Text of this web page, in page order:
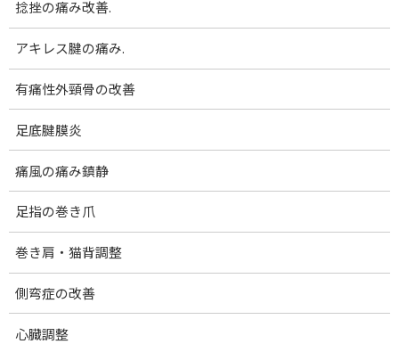
ン
ン
ビ
ー
腰痛･膝痛｜女性専門 下関 あんり整体院
27000057_m
ホーム 27000057_m
捻挫の痛み改善.
アキレス腱の痛み.
有痛性外頸骨の改善
足底腱膜炎
痛風の痛み鎮静
足指の巻き爪
巻き肩・猫背調整
側弯症の改善
心臓調整